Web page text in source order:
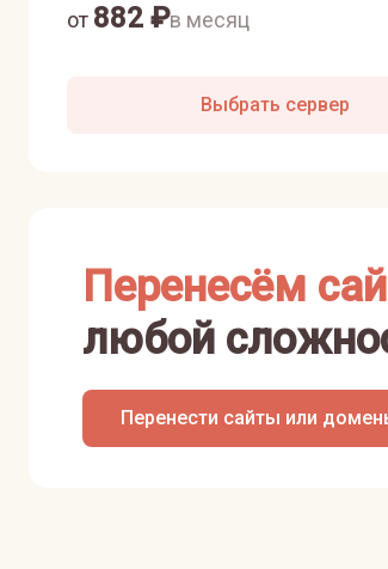
от 882 ₽в месяц
Выбрать сервер
Перенесём
любой
Перенести сайты или